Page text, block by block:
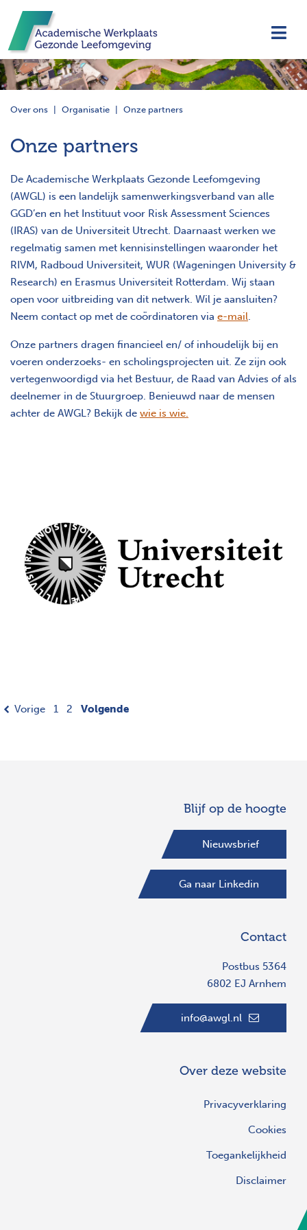
Over ons Organisatie Onze partners
Onze partners
De Academische Werkplaats Gezonde Leefomgeving
(AWGL) is een landelijk samenwerkingsverband van alle
GGD’en en het Instituut voor Risk Assessment Sciences
(IRAS) van de Universiteit Utrecht. Daarnaast werken we
regelmatig samen met kennisinstellingen waaronder het
RIVM, Radboud Universiteit, WUR (Wageningen University &
Research) en Erasmus Universiteit Rotterdam. Wij staan
open voor uitbreiding van dit netwerk. Wil je aansluiten?
Neem contact op met de coördinatoren via e-mail.
Onze partners dragen financieel en/ of inhoudelijk bij en
voeren onderzoeks- en scholingsprojecten uit. Ze zijn ook
vertegenwoordigd via het Bestuur, de Raad van Advies of als
deelnemer in de Stuurgroep. Benieuwd naar de mensen
achter de AWGL? Bekijk de wie is wie.
Vorige 1 2 Volgende
Blijf op de hoogte
Nieuwsbrief
Ga naar Linkedin
Contact
Postbus 5364
6802 EJ Arnhem
info@awgl.nl
Over deze website
Privacyverklaring
Cookies
Toegankelijkheid
Disclaimer